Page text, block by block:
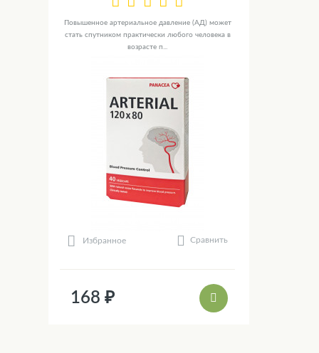
Повышенное артериальное давление (АД) может
стать спутником практически любого человека в
возрасте п...
Избранное Сравнить
168 ₽